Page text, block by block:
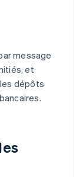
message
et
dépôts